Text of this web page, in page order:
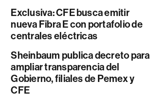
Exclusiva: CFE busca emitir
nueva Fibra E con portafolio de
centrales eléctricas
Sheinbaum publica decreto para
ampliar transparencia del
Gobierno, filiales de Pemex y
CFE